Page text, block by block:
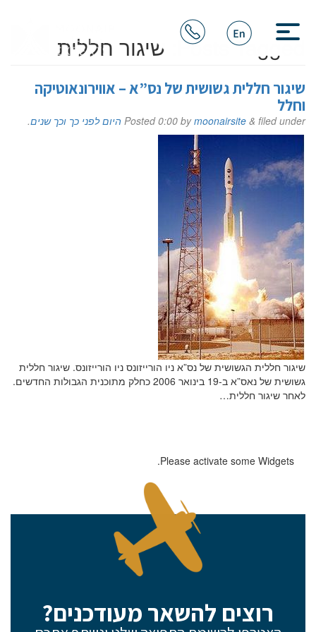
Posts Tagged: שיגור חללית
שיגור חללית גשושית של נס”א – אווירונאוטיקה
וחלל
Posted0:00 bymoonairsite & filed under היום לפני כך וכך שנים.
שיגור חללית הגשושית של נס”א ניו הורייזונס ניו הורייזונס. שיגור חללית
גשושית של נאס”א ב-19 בינואר 2006 כחלק מתוכנית הגבולות החדשים.
לאחר שיגור חללית…
Please activate some Widgets.
רוצים להשאר מעודכנים?